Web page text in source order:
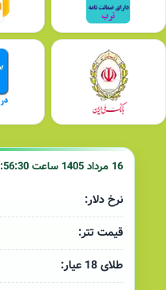
16 مرداد 1405 ساعت 16:56:30
نرخ دلار:
قیمت تتر:
طلای 18 عیار: